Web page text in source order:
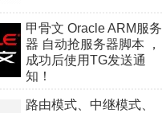
甲骨文 Oracle ARM服务
器 自动抢服务器脚本 ，
成功后使用TG发送通
知！
路由模式、中继模式、